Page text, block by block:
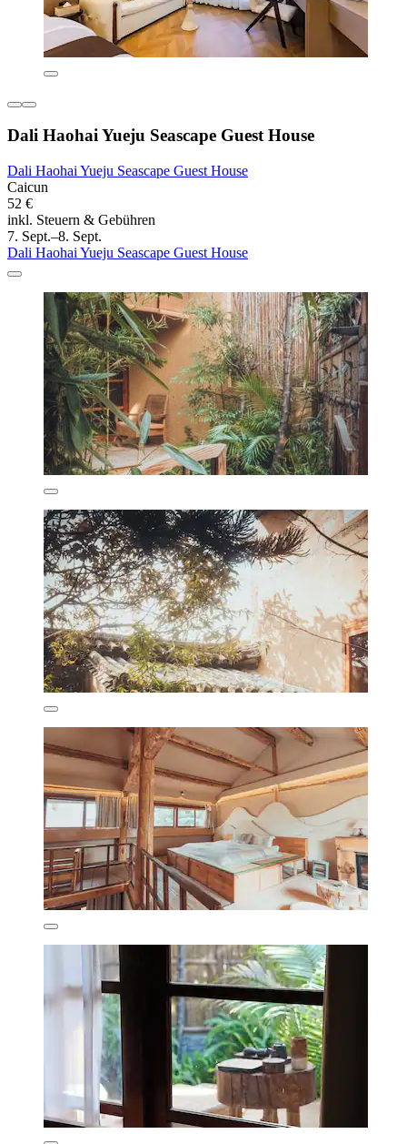
Dali Haohai Yueju Seascape Guest House
Dali Haohai Yueju Seascape Guest House
Caicun
52 €
inkl. Steuern & Gebühren
7. Sept.–8. Sept.
Dali Haohai Yueju Seascape Guest House